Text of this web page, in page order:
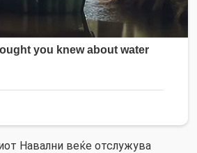
Навални веќе отслужува